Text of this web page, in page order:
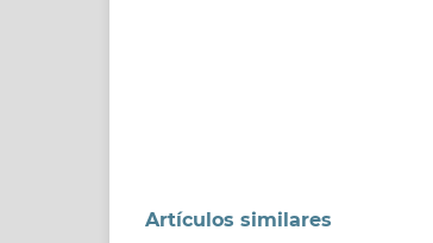
Artículos similares